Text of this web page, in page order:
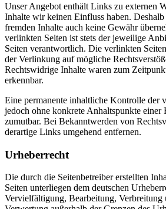
Unser Angebot enthält Links zu externen
Inhalte wir keinen Einfluss haben.
fremden Inhalte auch keine Gewähr
verlinkten Seiten ist stets der jeweilige
Seiten verantwortlich. Die verlinkten
der Verlinkung auf mögliche
Rechtswidrige Inhalte waren zum
erkennbar.
Eine permanente inhaltliche Kontrolle der
jedoch ohne konkrete Anhaltspunkte einer
zumutbar. Bei Bekanntwerden von
derartige Links umgehend entfernen.
Urheberrecht
Die durch die Seitenbetreiber erstellten
Seiten unterliegen dem deutschen
Vervielfältigung, Bearbeitung, Verbreitung